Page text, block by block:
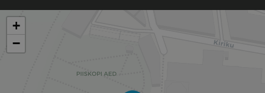
+
−